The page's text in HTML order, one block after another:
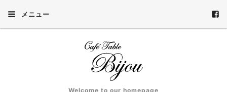
メニュー
Welcome to our homepage